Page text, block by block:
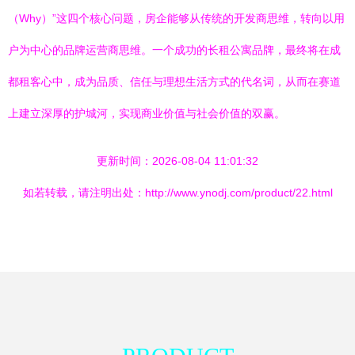
（Why）”这四个核心问题，房企能够从传统的开发商思维，转向以用
户为中心的品牌运营商思维。一个成功的长租公寓品牌，最终将在成
都租客心中，成为品质、信任与理想生活方式的代名词，从而在赛道
上建立深厚的护城河，实现商业价值与社会价值的双赢。
更新时间：2026-08-04 11:01:32
如若转载，请注明出处：http://www.ynodj.com/product/22.html